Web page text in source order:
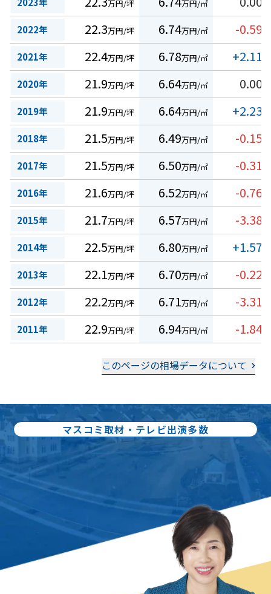
万円/坪 万円/㎡
2022年 22.3万円/坪 6.74万円/㎡ -0.59
2021年 22.4万円/坪 6.78万円/㎡ +2.11
2020年 21.9万円/坪 6.64万円/㎡ 0.00
2019年 21.9万円/坪 6.64万円/㎡ +2.23
2018年 21.5万円/坪 6.49万円/㎡ -0.15
2017年 21.5万円/坪 6.50万円/㎡ -0.31
2016年 21.6万円/坪 6.52万円/㎡ -0.76
2015年 21.7万円/坪 6.57万円/㎡ -3.38
2014年 22.5万円/坪 6.80万円/㎡ +1.57
2013年 22.1万円/坪 6.70万円/㎡ -0.22
2012年 22.2万円/坪 6.71万円/㎡ -3.31
2011年 22.9万円/坪 6.94万円/㎡ -1.84
このページの相場データについて
マスコミ取材・テレビ出演多数
出版書籍86冊：累計80万部出版
不動産売却の
スペシャリスト